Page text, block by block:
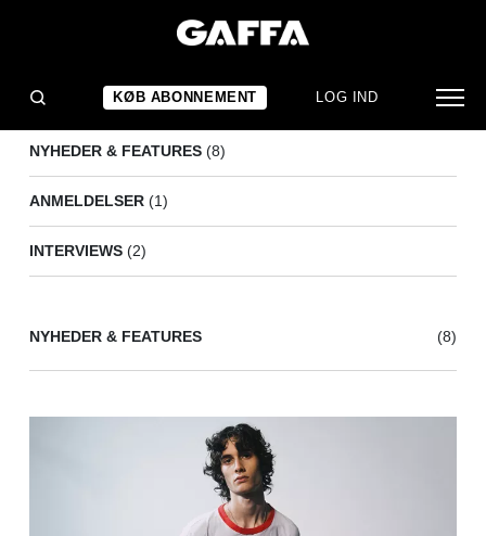
KØB ABONNEMENT LOG IND
NYHEDER & FEATURES (8)
ANMELDELSER (1)
INTERVIEWS (2)
NYHEDER & FEATURES (8)